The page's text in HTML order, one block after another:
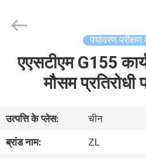
घर
वीडियो
Technology
Reserved.
पर्यावरण
एएसटीएम G155
मौसम प्रतिरोधी
उत्पत्ति के प्लेस:
चीन
ब्रांड नाम:
ZL